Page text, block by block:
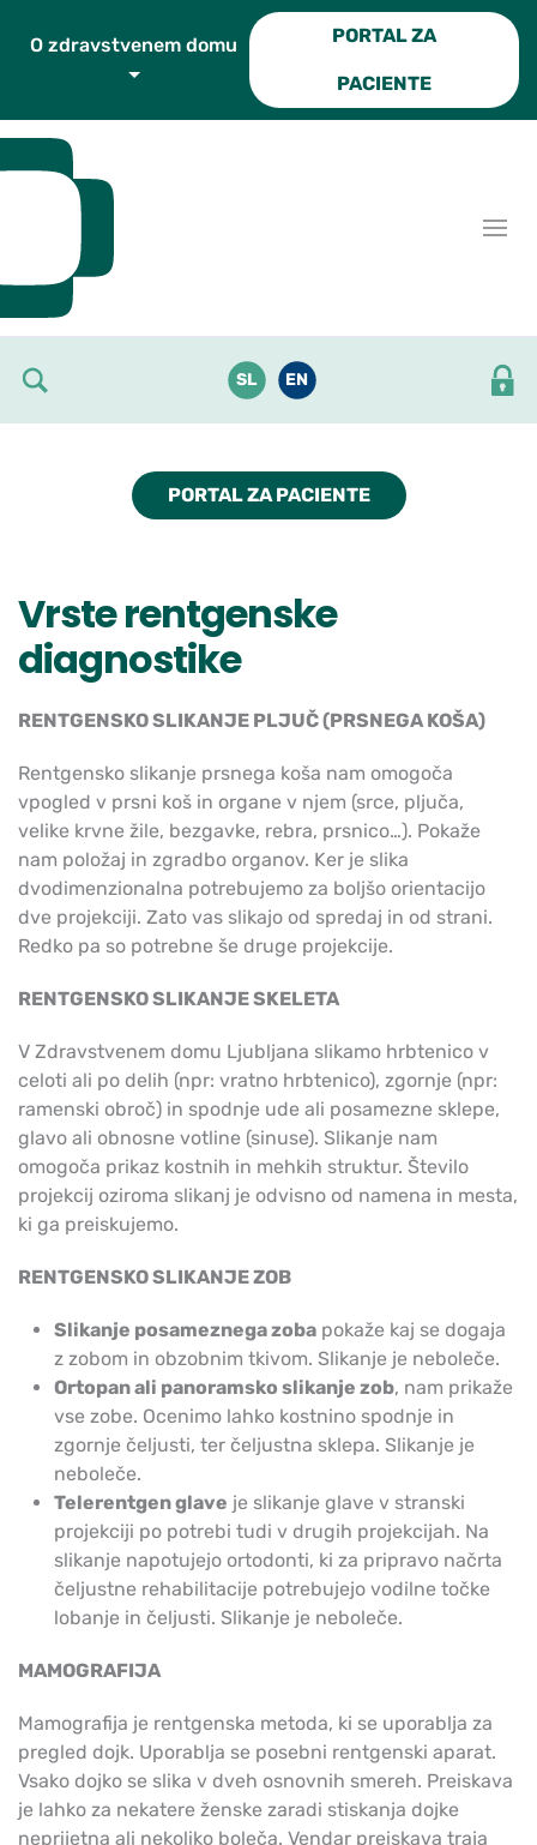
PORTAL ZA
PACIENTE
SL EN
PORTAL ZA PACIENTE
Vrste rentgenske
diagnostike
RENTGENSKO SLIKANJE PLJUČ (PRSNEGA KOŠA)
Rentgensko slikanje prsnega koša nam omogoča
vpogled v prsni koš in organe v njem (srce, pljuča,
velike krvne žile, bezgavke, rebra, prsnico…). Pokaže
nam položaj in zgradbo organov. Ker je slika
dvodimenzionalna potrebujemo za boljšo orientacijo
dve projekciji. Zato vas slikajo od spredaj in od strani.
Redko pa so potrebne še druge projekcije.
RENTGENSKO SLIKANJE SKELETA
V Zdravstvenem domu Ljubljana slikamo hrbtenico v
celoti ali po delih (npr: vratno hrbtenico), zgornje (npr:
ramenski obroč) in spodnje ude ali posamezne sklepe,
glavo ali obnosne votline (sinuse). Slikanje nam
omogoča prikaz kostnih in mehkih struktur. Število
projekcij oziroma slikanj je odvisno od namena in mesta,
ki ga preiskujemo.
RENTGENSKO SLIKANJE ZOB
Slikanje posameznega zoba pokaže kaj se dogaja
z zobom in obzobnim tkivom. Slikanje je neboleče.
Ortopan ali panoramsko slikanje zob, nam prikaže
vse zobe. Ocenimo lahko kostnino spodnje in
zgornje čeljusti, ter čeljustna sklepa. Slikanje je
neboleče.
Telerentgen glave je slikanje glave v stranski
projekciji po potrebi tudi v drugih projekcijah. Na
slikanje napotujejo ortodonti, ki za pripravo načrta
čeljustne rehabilitacije potrebujejo vodilne točke
lobanje in čeljusti. Slikanje je neboleče.
MAMOGRAFIJA
Mamografija je rentgenska metoda, ki se uporablja za
pregled dojk. Uporablja se posebni rentgenski aparat.
Vsako dojko se slika v dveh osnovnih smereh. Preiskava
je lahko za nekatere ženske zaradi stiskanja dojke
neprijetna ali nekoliko boleča. Vendar preiskava traja